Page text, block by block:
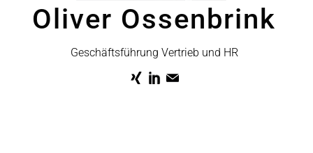
Oliver Ossenbrink
Geschäftsführung Vertrieb und HR